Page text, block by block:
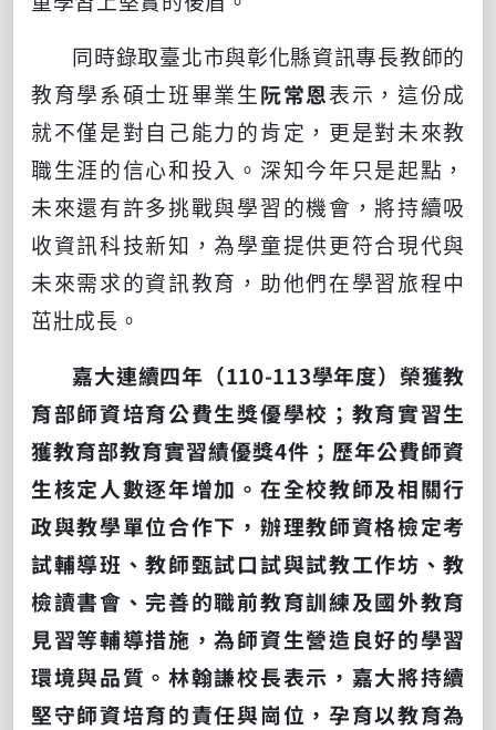
同時錄取臺北市與彰化縣資訊專長教師的
教育學系碩士班畢業生阮常恩表示，這份成
就不僅是對自己能力的肯定，更是對未來教
職生涯的信心和投入。深知今年只是起點，
未來還有許多挑戰與學習的機會，將持續吸
收資訊科技新知，為學童提供更符合現代與
未來需求的資訊教育，助他們在學習旅程中
茁壯成長。
嘉大連續四年（110-113學年度）榮獲教
育部師資培育公費生獎優學校；教育實習生
獲教育部教育實習績優獎4件；歷年公費師資
生核定人數逐年增加。在全校教師及相關行
政與教學單位合作下，辦理教師資格檢定考
試輔導班、教師甄試口試與試教工作坊、教
檢讀書會、完善的職前教育訓練及國外教育
見習等輔導措施，為師資生營造良好的學習
環境與品質。林翰謙校長表示，嘉大將持續
堅守師資培育的責任與崗位，孕育以教育為